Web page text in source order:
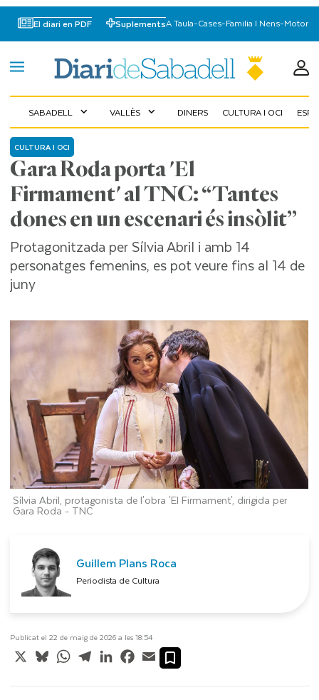
El diari en PDF SuplementsA Taula-Cases-Familia I Nens-Motor
SABADELL expand_more VALLÈS expand_more DINERS CULTURA I OCI
Gara Roda porta 'El
Firmament' al TNC: “Tantes
dones en un escenari és insòlit”
CULTURA I OCI
Protagonitzada per Sílvia Abril i amb 14
personatges femenins, es pot veure fins al 14 de
juny
Sílvia Abril, protagonista de l'obra 'El Firmament', dirigida per
Gara Roda - TNC
Guillem Plans Roca
Periodista de Cultura
Publicat el 22 de maig de 2026 a les 18:54
X BlueskyWhatsApp
TelegramLinkedInFacebook
Email